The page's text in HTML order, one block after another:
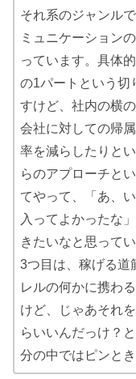
それ系のジャンル
ミュニケーション
っています。具体
の1パートという切
すけど、社内の横
会社に対しての帰
率を減らしたりと
らのアプローチと
てやって、「あ、
入ってよかったな
きたいなと思ってい
3つ目は、稼げる道
レルの何かに携わ
けど、じゃあそれ
らいいんだっけ？
分の中ではピンと